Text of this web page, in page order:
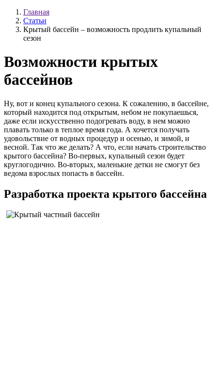
Главная
Статьи
Крытый бассейн – возможность продлить купальный
сезон
Возможности крытых
бассейнов
Ну, вот и конец купального сезона. К сожалению, в бассейне,
который находится под открытым, небом не покупаешься,
даже если искусственно подогревать воду, в нем можно
плавать только в теплое время года. А хочется получать
удовольствие от водных процедур и осенью, и зимой, и
весной. Так что же делать? А что, если начать строительство
крытого бассейна? Во-первых, купальный сезон будет
круглогодично. Во-вторых, маленькие детки не смогут без
ведома взрослых попасть в бассейн.
Разработка проекта крытого бассейна